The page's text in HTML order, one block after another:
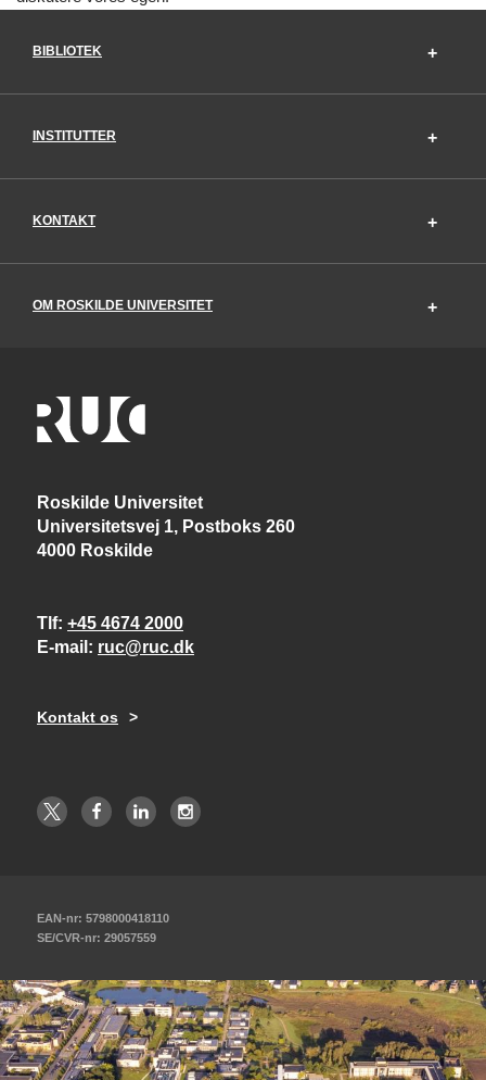
BIBLIOTEK
INSTITUTTER
KONTAKT
OM ROSKILDE UNIVERSITET
Roskilde Universitet
Universitetsvej 1, Postboks 260
4000 Roskilde
Tlf +45 4674 2000
E-mail
ruc@ruc.dk
Kontakt os
EAN-nr: 5798000418110
SE/CVR-nr: 29057559